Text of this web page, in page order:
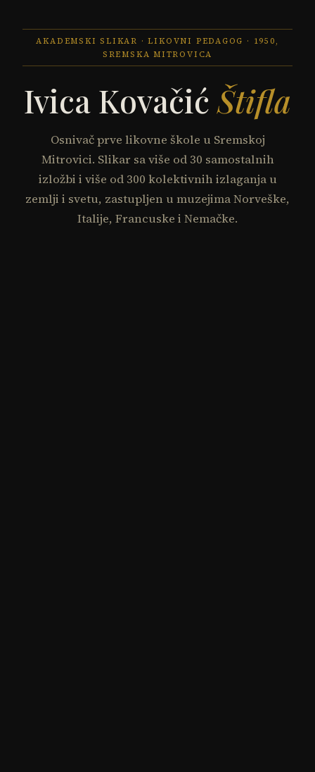
AKADEMSKI SLIKAR · LIKOVNI PEDAGOG · 1950,
SREMSKA MITROVICA
Ivica KovačićŠtifla
Osnivač prve likovne škole u Sremskoj
Mitrovici. Slikar sa više od 30 samostalnih
izložbi i više od 300 kolektivnih izlaganja u
zemlji i svetu, zastupljen u muzejima Norveške,
Italije, Francuske i Nemačke.